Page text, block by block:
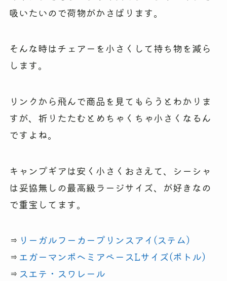
吸いたいので荷物がかさばります。
そんな時はチェアーを小さくして持ち物を減ら
します。
リンクから飛んで商品を見てもらうとわかりま
すが、折りたたむとめちゃくちゃ小さくなるん
ですよね。
キャンプギアは安く小さくおさえて、シーシャ
は妥協無しの最高級ラージサイズ、が好きなの
で重宝してます。
⇒ リーガルフーカープリンスアイ(ステム)
⇒ エガーマンボヘミアベースLサイズ(ボトル)
⇒ スエテ・スワレール